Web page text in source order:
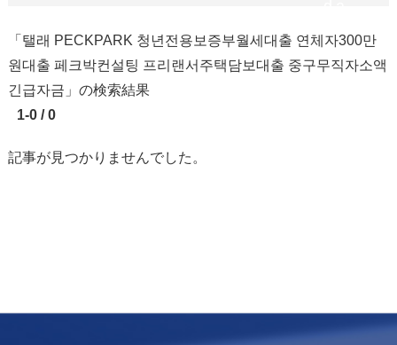
「탤래 PECKPARK 청년전용보증부월세대출 연체자300만
원대출 페크박컨설팅 프리랜서주택담보대출 중구무직자소액
긴급자금」の検索結果
1-0 / 0
記事が見つかりませんでした。